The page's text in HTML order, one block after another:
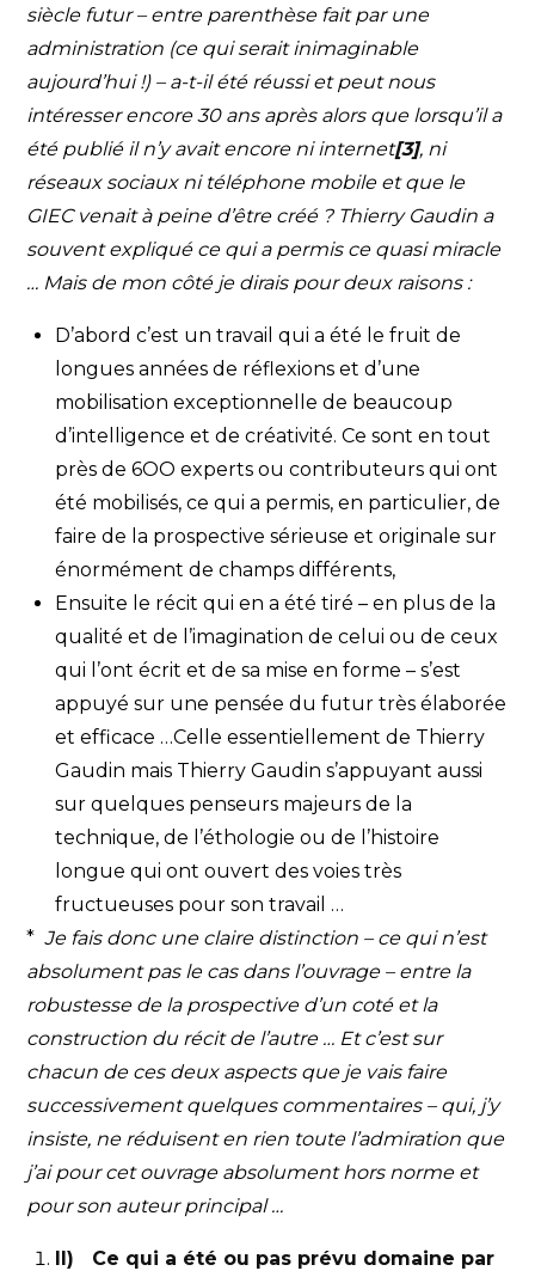
siècle futur – entre parenthèse fait par une
administration (ce qui serait inimaginable
aujourd’hui !) – a-t-il été réussi et peut nous
intéresser encore 30 ans après alors que lorsqu’il a
été publié il n’y avait encore ni internet[3], ni
réseaux sociaux ni téléphone mobile et que le
GIEC venait à peine d’être créé ? Thierry Gaudin a
souvent expliqué ce qui a permis ce quasi miracle
… Mais de mon côté je dirais pour deux raisons :
D’abord c’est un travail qui a été le fruit de
longues années de réflexions et d’une
mobilisation exceptionnelle de beaucoup
d’intelligence et de créativité. Ce sont en tout
près de 6OO experts ou contributeurs qui ont
été mobilisés, ce qui a permis, en particulier, de
faire de la prospective sérieuse et originale sur
énormément de champs différents,
Ensuite le récit qui en a été tiré – en plus de la
qualité et de l’imagination de celui ou de ceux
qui l’ont écrit et de sa mise en forme – s’est
appuyé sur une pensée du futur très élaborée
et efficace …Celle essentiellement de Thierry
Gaudin mais Thierry Gaudin s’appuyant aussi
sur quelques penseurs majeurs de la
technique, de l’éthologie ou de l’histoire
longue qui ont ouvert des voies très
fructueuses pour son travail …
*Je fais donc une claire distinction – ce qui n’est
absolument pas le cas dans l’ouvrage – entre la
robustesse de la prospective d’un coté et la
construction du récit de l’autre … Et c’est sur
chacun de ces deux aspects que je vais faire
successivement quelques commentaires – qui, j’y
insiste, ne réduisent en rien toute l’admiration que
j’ai pour cet ouvrage absolument hors norme et
pour son auteur principal …
II) Ce qui a été ou pas prévu domaine par